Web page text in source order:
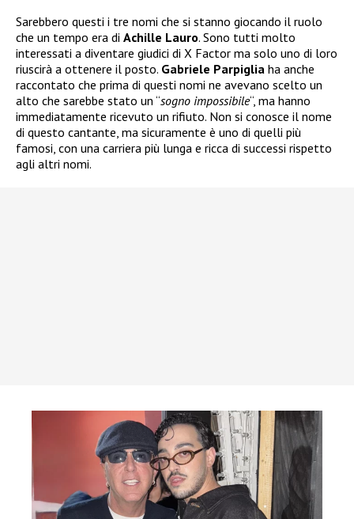
Sarebbero questi i tre nomi che si stanno giocando il ruolo
che un tempo era di Achille Lauro. Sono tutti molto
interessati a diventare giudici di X Factor ma solo uno di loro
riuscirà a ottenere il posto. Gabriele Parpiglia ha anche
raccontato che prima di questi nomi ne avevano scelto un
alto che sarebbe stato un “sogno impossibile“, ma hanno
immediatamente ricevuto un rifiuto. Non si conosce il nome
di questo cantante, ma sicuramente è uno di quelli più
famosi, con una carriera più lunga e ricca di successi rispetto
agli altri nomi.